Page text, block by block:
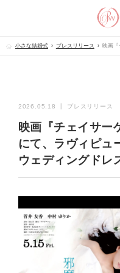
小さな結婚式 プレスリリース 映画『
2026.05.18 ┃ プレスリリース
映画『チェイサー
にて、ラヴィピュ
ウェディングドレ